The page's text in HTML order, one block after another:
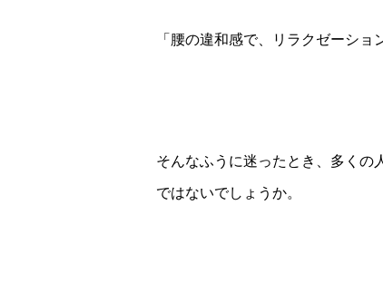
「腰の違和感で、リラクゼーシ
そんなふうに迷ったとき、多くの
ではないでしょうか。